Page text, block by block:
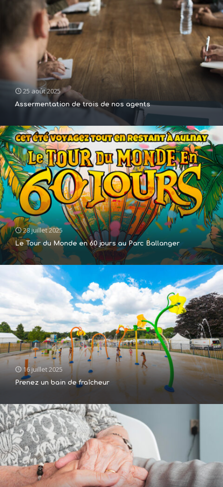
25 août 2025
Assermentation de trois de nos agents
28 juillet 2025
Le Tour du Monde en 60 jours au Parc Ballanger
16 juillet 2025
Prenez un bain de fraîcheur